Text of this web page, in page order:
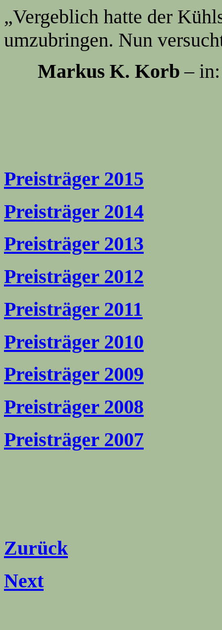
„Vergeblich hatte der
umzubringen. Nun
Markus K. Korb–in:
Preisträger 2015
Preisträger 2014
Preisträger 2013
Preisträger 2012
Preisträger 2011
Preisträger 2010
Preisträger 2009
Preisträger 2008
Preisträger 2007
Zurück
Next